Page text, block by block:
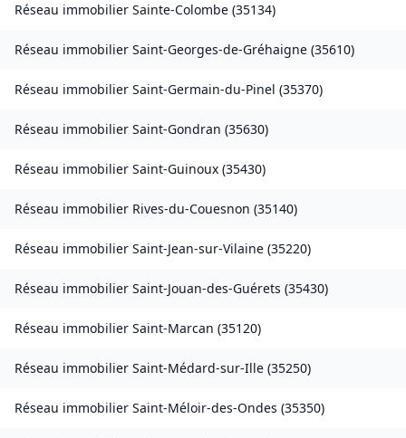
Réseau immobilier Sainte-Colombe (35134)
Réseau immobilier Saint-Georges-de-Gréhaigne (35610)
Réseau immobilier Saint-Germain-du-Pinel (35370)
Réseau immobilier Saint-Gondran (35630)
Réseau immobilier Saint-Guinoux (35430)
Réseau immobilier Rives-du-Couesnon (35140)
Réseau immobilier Saint-Jean-sur-Vilaine (35220)
Réseau immobilier Saint-Jouan-des-Guérets (35430)
Réseau immobilier Saint-Marcan (35120)
Réseau immobilier Saint-Médard-sur-Ille (35250)
Réseau immobilier Saint-Méloir-des-Ondes (35350)